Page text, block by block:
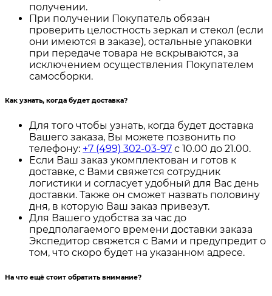
получении.
При получении Покупатель обязан
проверить целостность зеркал и стекол (если
они имеются в заказе), остальные упаковки
при передаче товара не вскрываются, за
исключением осуществления Покупателем
самосборки.
Как узнать, когда будет доставка?
Для того чтобы узнать, когда будет доставка
Вашего заказа, Вы можете позвонить по
телефону: +7 (499) 302-03-97 с 10.00 до 21.00.
Если Ваш заказ укомплектован и готов к
доставке, с Вами свяжется сотрудник
логистики и согласует удобный для Вас день
доставки. Также он сможет назвать половину
дня, в которую Ваш заказ привезут.
Для Вашего удобства за час до
предполагаемого времени доставки заказа
Экспедитор свяжется с Вами и предупредит о
том, что скоро будет на указанном адресе.
На что ещё стоит обратить внимание?